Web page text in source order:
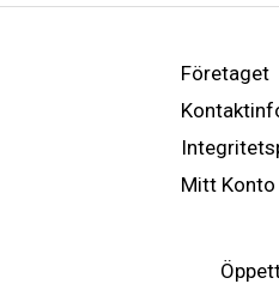
Företaget
Mitt Konto